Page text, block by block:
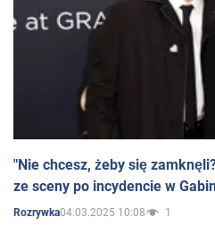
"Nie chcesz, żeby się
ze sceny po incydencie w
Rozrywka04.03.2025 10:08 1